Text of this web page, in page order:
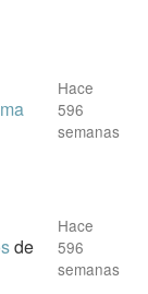
Hace
596
semanas
de
Hace
596
semanas